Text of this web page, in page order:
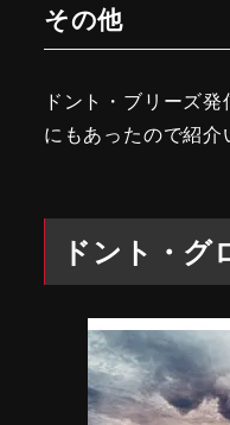
その他
ドント・ブリーズ
にもあったので紹介
ドント・グ